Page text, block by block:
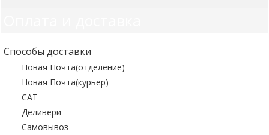
Способы доставки
Новая Почта(отделение)
Новая Почта(курьер)
САТ
Деливери
Самовывоз